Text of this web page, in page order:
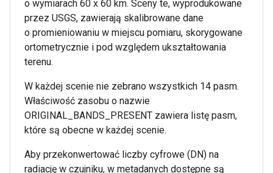
o wymiarach 60 x 60 km. Sceny te, wyprodukowane
przez USGS, zawierają skalibrowane dane
o promieniowaniu w miejscu pomiaru, skorygowane
ortometrycznie i pod względem ukształtowania
terenu.
W każdej scenie nie zebrano wszystkich 14 pasm.
Właściwość zasobu o nazwie
ORIGINAL_BANDS_PRESENT zawiera listę pasm,
które są obecne w każdej scenie.
Aby przekonwertować liczby cyfrowe (DN) na
radiację w czujniku, w metadanych dostępne są